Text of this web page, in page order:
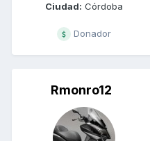
Ciudad: Córdoba
Donador
Rmonro12